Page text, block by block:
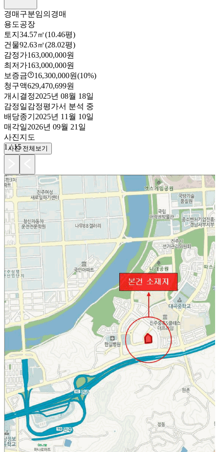
경매구분임의경매
용도공장
토지 34.57㎡(10.46평)
건물92.63㎡(28.02평)
감정가163,000,000원
최저가163,000,000원
보증금
16,300,000원(10%)
청구액629,470,699원
개시결정2025년 08월 18일
감정일감정평가서 분석 중
배당종기 2025년 11월 10일
매각일2026년 09월 21일
사진지도
1 /15
사진 전체보기